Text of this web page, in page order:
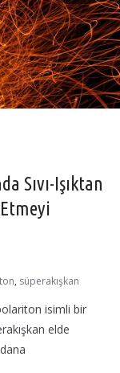
Sıvı-Işıktan
, süperakışkan
isimli bir
elde